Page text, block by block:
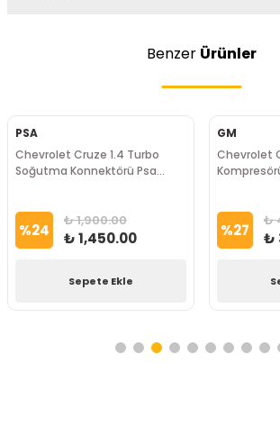
Benzer Ürünler
PSA
Chevrolet Cruze 1.4 Turbo
Soğutma Konnektörü Psa
%24 ₺ 1,900.00
₺ 1,450.00
Sepete Ekle
GM
Chevrolet
%27 ₺
₺